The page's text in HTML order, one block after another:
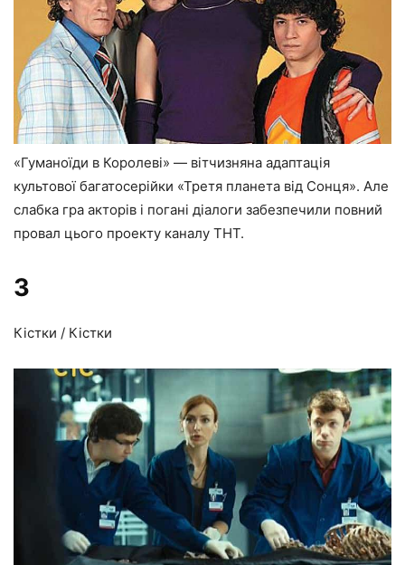
«Гуманоїди в Королеві» — вітчизняна адаптація
культової багатосерійки «Третя планета від Сонця». Але
слабка гра акторів і погані діалоги забезпечили повний
провал цього проекту каналу ТНТ.
3
Кістки / Кістки